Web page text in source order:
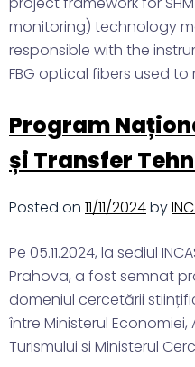
monitoring) technology
responsible with the
FBG optical fibers used
Program
și Transfer
Posted on 11/11/2024by
Pe 05.11.2024, la sediul
Prahova, a fost semnat
domeniul cercetării
între Ministerul
Turismului si Ministerul